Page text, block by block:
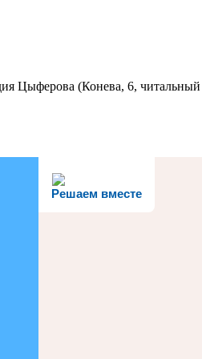
Цыферова (Конева, 6, читальный
Решаем вместе